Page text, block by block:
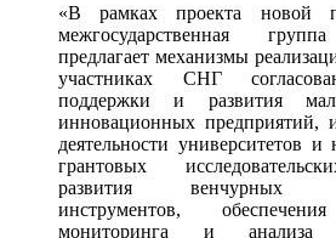
«В рамках проекта новой
межгосударственная
предлагает механизмы
участниках СНГ
поддержки и развития
инновационных предприятий,
деятельности университетов и
грантовых
развития венчурных
инструментов,
мониторинга и анализа